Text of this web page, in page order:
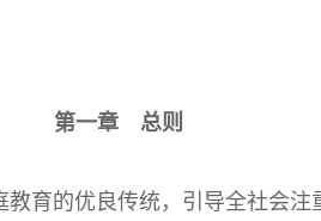
第一章 总则
的优良传统，引导全社会注